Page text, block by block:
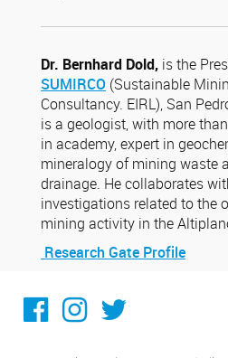
Dr. Bernhard Dold, is the
SUMIRCO (Sustainable
Consultancy. EIRL), San
is a geologist, with more
in academy, expert in
mineralogy of mining waste
drainage. He collaborates
investigations related to the
mining activity in the
Research Gate Profile
Facebook
Instagram
Twitter